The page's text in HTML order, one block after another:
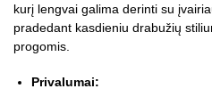
kurį lengvai galima derinti su
pradedant kasdieniu drabužių
progomis.
Privalumai: